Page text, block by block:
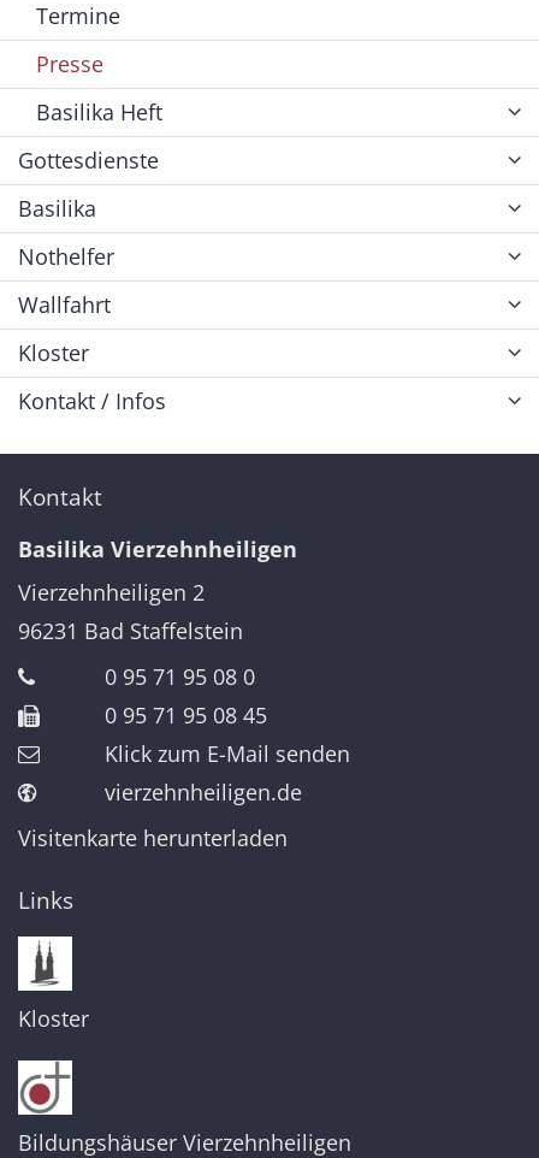
Termine
Presse
Basilika Heft
Gottesdienste
Basilika
Nothelfer
Wallfahrt
Kloster
Kontakt / Infos
Kontakt
Basilika Vierzehnheiligen
Vierzehnheiligen 2
96231 Bad Staffelstein
0 95 71 95 08 0
0 95 71 95 08 45
Klick zum E-Mail senden
vierzehnheiligen.de
Visitenkarte herunterladen
Links
Kloster
Bildungshäuser Vierzehnheiligen